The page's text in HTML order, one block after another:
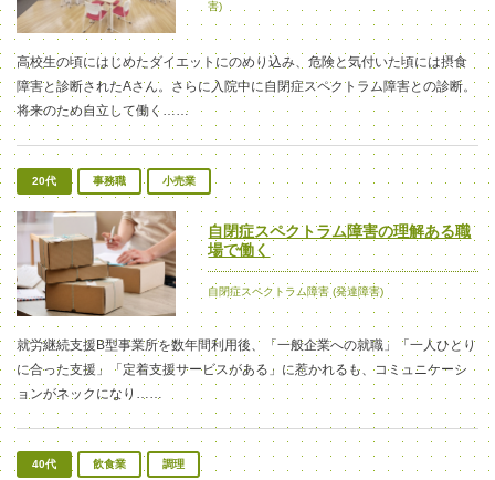
害)
高校生の頃にはじめたダイエットにのめり込み、危険と気付いた頃には摂食
障害と診断されたAさん。さらに入院中に自閉症スペクトラム障害との診断。
将来のため自立して働く……
20代 事務職 小売業
自閉症スペクトラム障害の理解ある職
場で働く
自閉症スペクトラム障害 (発達障害)
就労継続支援B型事業所を数年間利用後、「一般企業への就職」「一人ひとり
に合った支援」「定着支援サービスがある」に惹かれるも、コミュニケーシ
ョンがネックになり……
40代 飲食業 調理